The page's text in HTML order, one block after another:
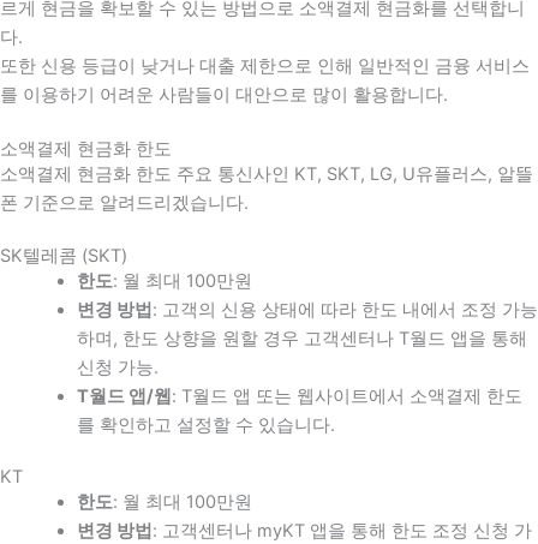
르게 현금을 확보할 수 있는 방법으로 소액결제 현금화를 선택합니
다.
또한 신용 등급이 낮거나 대출 제한으로 인해 일반적인 금융 서비스
를 이용하기 어려운 사람들이 대안으로 많이 활용합니다.
소액결제 현금화 한도
소액결제 현금화 한도 주요 통신사인 KT, SKT, LG, U유플러스, 알뜰
폰 기준으로 알려드리겠습니다.
SK텔레콤 (SKT)
한도: 월 최대 100만원
변경 방법 : 고객의 신용 상태에 따라 한도 내에서 조정 가능
하며, 한도 상향을 원할 경우 고객센터나 T월드 앱을 통해
신청 가능.
T월드 앱/웹 : T월드 앱 또는 웹사이트에서 소액결제 한도
를 확인하고 설정할 수 있습니다.
KT
한도: 월 최대 100만원
변경 방법 : 고객센터나 myKT 앱을 통해 한도 조정 신청 가